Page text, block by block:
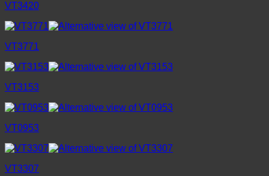
VT3420
VT3771
VT3153
VT0953
VT3307